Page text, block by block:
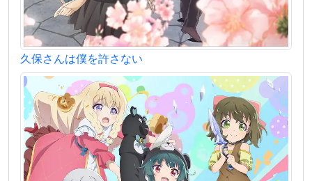
久保さんは僕を許さない